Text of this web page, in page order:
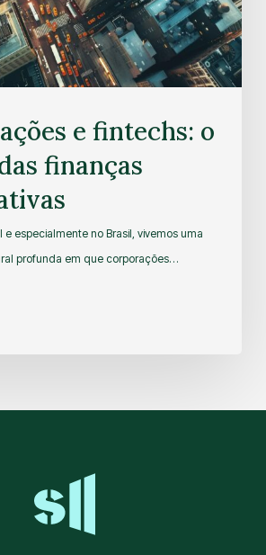
e fintechs: o
finanças
e especialmente no Brasil, vivemos uma
profunda em que corporações…